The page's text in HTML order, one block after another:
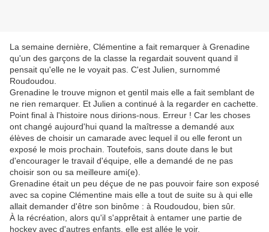
La semaine dernière, Clémentine a fait remarquer à Grenadine
qu'un des garçons de la classe la regardait souvent quand il
pensait qu'elle ne le voyait pas. C'est Julien, surnommé
Roudoudou.
Grenadine le trouve mignon et gentil mais elle a fait semblant de
ne rien remarquer. Et Julien a continué à la regarder en cachette.
Point final à l'histoire nous dirions-nous. Erreur ! Car les choses
ont changé aujourd'hui quand la maîtresse a demandé aux
élèves de choisir un camarade avec lequel il ou elle feront un
exposé le mois prochain. Toutefois, sans doute dans le but
d'encourager le travail d'équipe, elle a demandé de ne pas
choisir son ou sa meilleure ami(e).
Grenadine était un peu déçue de ne pas pouvoir faire son exposé
avec sa copine Clémentine mais elle a tout de suite su à qui elle
allait demander d'être son binôme : à Roudoudou, bien sûr.
À la récréation, alors qu'il s'apprêtait à entamer une partie de
hockey avec d'autres enfants, elle est allée le voir.